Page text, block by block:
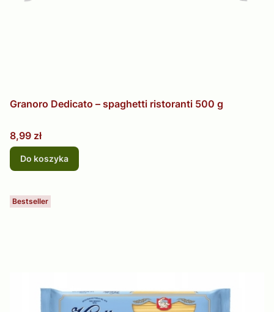
Granoro Dedicato – spaghetti ristoranti 500 g
Cena
8,99 zł
Do koszyka
Bestseller